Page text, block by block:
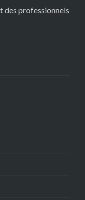
des professionnels